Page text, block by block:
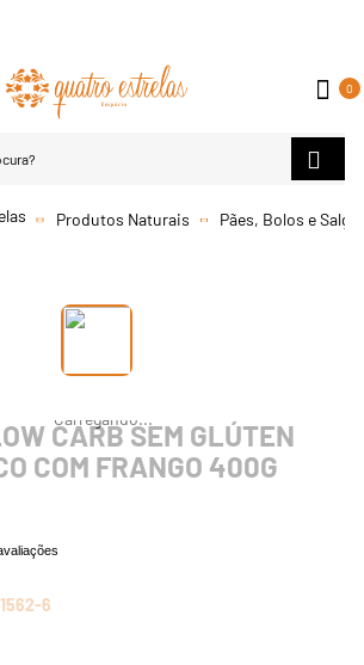
0
Produtos Naturais Pães, Bolos e
CARB SEM GLÚTEN
COM FRANGO 400G
6